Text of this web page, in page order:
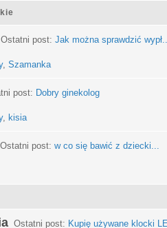
Ostatni post: Jak można sprawdzić
, Szamanka
post: Dobry ginekolog
, kisia
Ostatni post: w co się bawić z dziecki...
Ostatni post: Kupię używane klocki